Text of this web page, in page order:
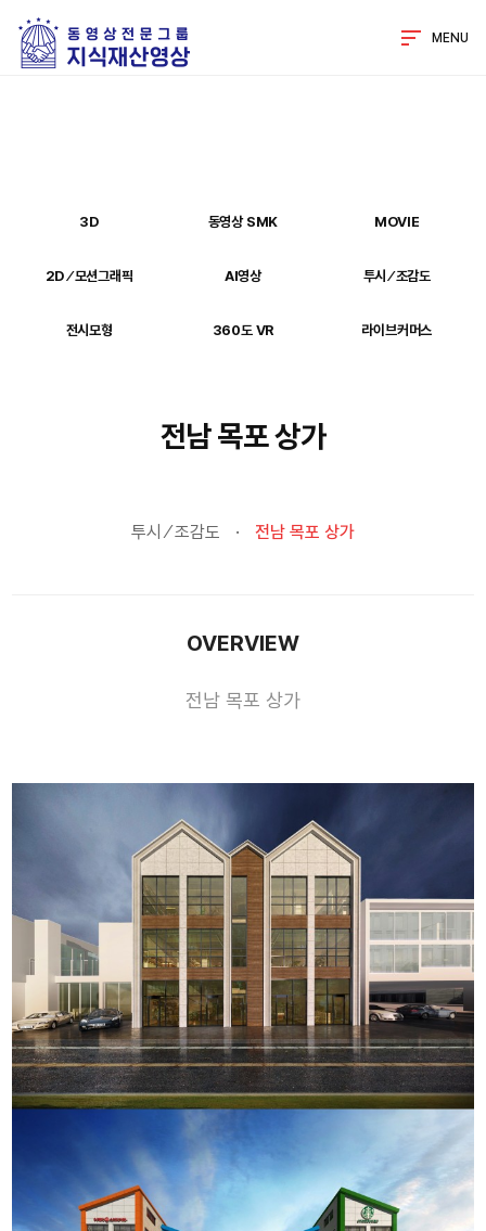
MENU
3D 동영상 SMK MOVIE
2D ⁄ 모션그래픽 AI영상 투시 ⁄ 조감도
전시모형 360도 VR 라이브커머스
전남 목포 상가
투시 ⁄ 조감도 전남 목포 상가
OVERVIEW
전남 목포 상가